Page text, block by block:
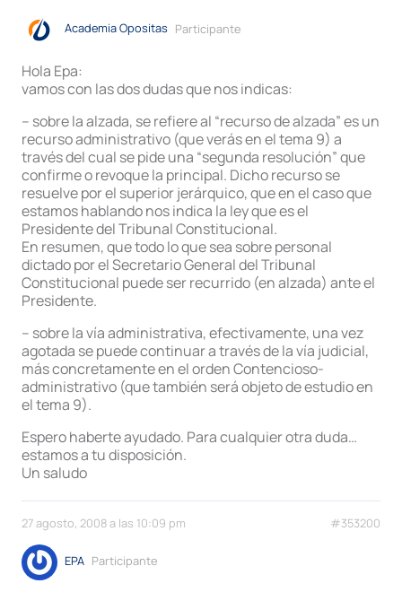
Academia Opositas Participante
Hola Epa:
vamos con las dos dudas que nos indicas:
– sobre la alzada, se refiere al “recurso de alzada” es un
recurso administrativo (que verás en el tema 9) a
través del cual se pide una “segunda resolución” que
confirme o revoque la principal. Dicho recurso se
resuelve por el superior jerárquico, que en el caso que
estamos hablando nos indica la ley que es el
Presidente del Tribunal Constitucional.
En resumen, que todo lo que sea sobre personal
dictado por el Secretario General del Tribunal
Constitucional puede ser recurrido (en alzada) ante el
Presidente.
– sobre la vía administrativa, efectivamente, una vez
agotada se puede continuar a través de la vía judicial,
más concretamente en el orden Contencioso-
administrativo (que también será objeto de estudio en
el tema 9).
Espero haberte ayudado. Para cualquier otra duda…
estamos a tu disposición.
Un saludo
27 agosto, 2008 a las 10:09 pm #353200
EPA Participante